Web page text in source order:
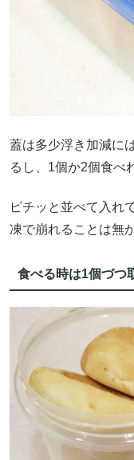
蓋は多少浮き加減に
るし、1個か2個食べ
ピチッと並べて入れ
凍で崩れることは無
食べる時は1個づつ